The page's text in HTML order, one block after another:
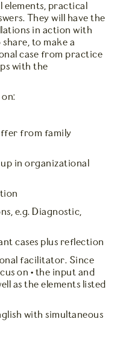
practical
They will have the
in action with
to make a
case from practice
with the
from family
in organizational
e.g. Diagnostic,
cases plus reflection
facilitator. Since
on • the input and
as the elements listed
with simultaneous